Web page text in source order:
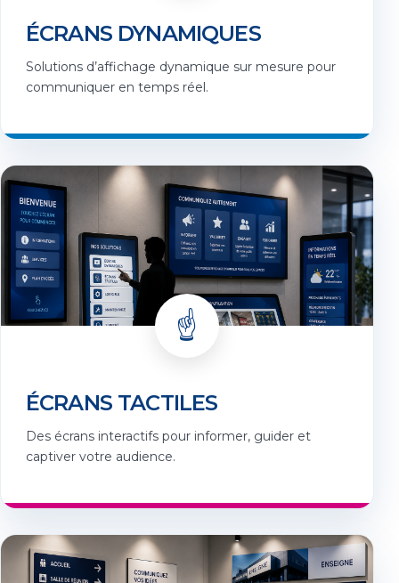
ÉCRANS DYNAMIQUES
Solutions d’affichage dynamique sur mesure pour
communiquer en temps réel.
☝️
ÉCRANS TACTILES
Des écrans interactifs pour informer, guider et
captiver votre audience.